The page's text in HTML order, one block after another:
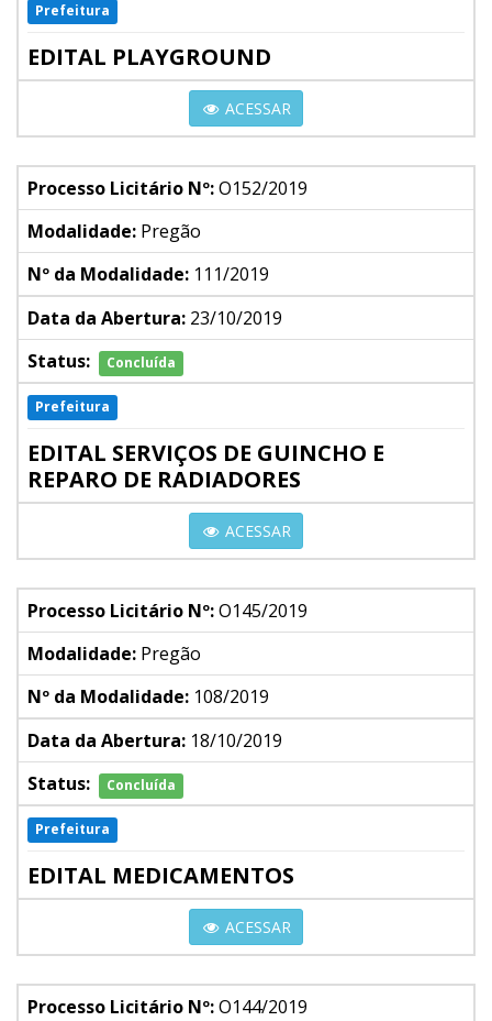
Prefeitura
EDITAL PLAYGROUND
ACESSAR
Processo Licitário Nº:O152/2019
Modalidade: Pregão
Nº da Modalidade: 111/2019
Data da Abertura: 23/10/2019
Status:
Concluída
Prefeitura
EDITAL SERVIÇOS DE GUINCHO E
REPARO DE RADIADORES
ACESSAR
Processo Licitário Nº:O145/2019
Modalidade: Pregão
Nº da Modalidade: 108/2019
Data da Abertura: 18/10/2019
Status:
Concluída
Prefeitura
EDITAL MEDICAMENTOS
ACESSAR
Processo Licitário Nº:O144/2019